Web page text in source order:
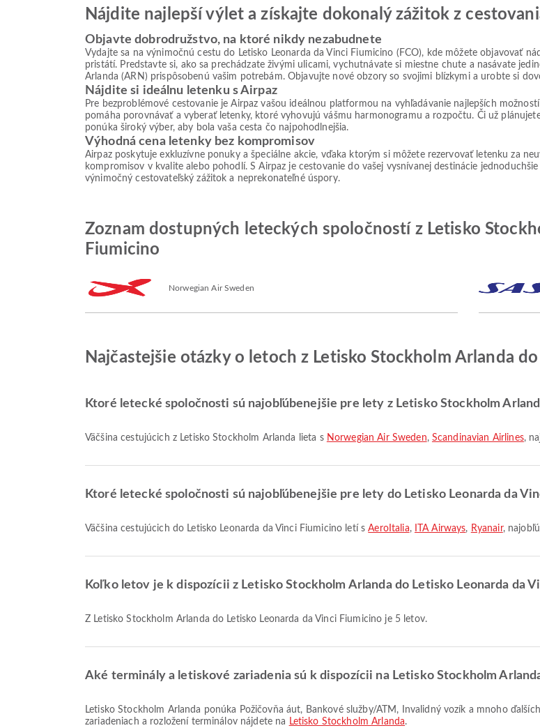
Nájdite najlepší výlet a získajte dokonalý zážitok z
Objavte dobrodružstvo, na ktoré nikdy nezabudnete
Vydajte sa na výnimočnú cestu do Letisko Leonarda da Vinci Fiumicino (FCO), kde môžete objavovať
pristátí. Predstavte si, ako sa prechádzate živými ulicami, vychutnávate si miestne chute a nasávate
Arlanda (ARN) prispôsobenú vašim potrebám. Objavujte nové obzory so svojimi blízkymi a urobte si
Nájdite si ideálnu letenku s Airpaz
Pre bezproblémové cestovanie je Airpaz vašou ideálnou platformou na vyhľadávanie najlepších
pomáha porovnávať a vyberať letenky, ktoré vyhovujú vášmu harmonogramu a rozpočtu. Či už
ponúka široký výber, aby bola vaša cesta čo najpohodlnejšia.
Výhodná cena letenky bez kompromisov
Airpaz poskytuje exkluzívne ponuky a špeciálne akcie, vďaka ktorým si môžete rezervovať letenku za
kompromisov v kvalite alebo pohodlí. S Airpaz je cestovanie do vašej vysnívanej destinácie
výnimočný cestovateľský zážitok a neprekonateľné úspory.
Zoznam dostupných leteckých spoločností z Letisko
Fiumicino
Norwegian Air Sweden
Najčastejšie otázky o letoch z Letisko Stockholm Arlanda
Ktoré letecké spoločnosti sú najobľúbenejšie pre lety z Letisko Stockholm
Väčšina cestujúcich z Letisko Stockholm Arlanda lieta s Norwegian Air Sweden, Scandinavian Airlines,
Ktoré letecké spoločnosti sú najobľúbenejšie pre lety do Letisko Leonarda da
Väčšina cestujúcich do Letisko Leonarda da Vinci Fiumicino letí sAeroItalia, ITA Airways, Ryanair,
Koľko letov je k dispozícii z Letisko Stockholm Arlanda do Letisko Leonarda da
Z Letisko Stockholm Arlanda do Letisko Leonarda da Vinci Fiumicino je 5 letov.
Aké terminály a letiskové zariadenia sú k dispozícii na Letisko Stockholm
Letisko Stockholm Arlanda ponúka Požičovňa áut, Bankové služby/ATM, Invalidný vozík a mnoho ďalších vybavení, ktoré zlepšia váš cestovný zážitok. Podrobné informácie o
zariadeniach a rozložení terminálov nájdete na Letisko Stockholm Arlanda.